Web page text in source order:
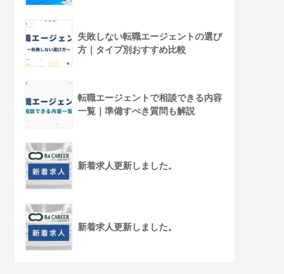
失敗しない転職エージェントの選び
方｜タイプ別おすすめ比較
転職エージェントで相談できる内容
一覧｜準備すべき質問も解説
新着求人更新しました。
新着求人更新しました。